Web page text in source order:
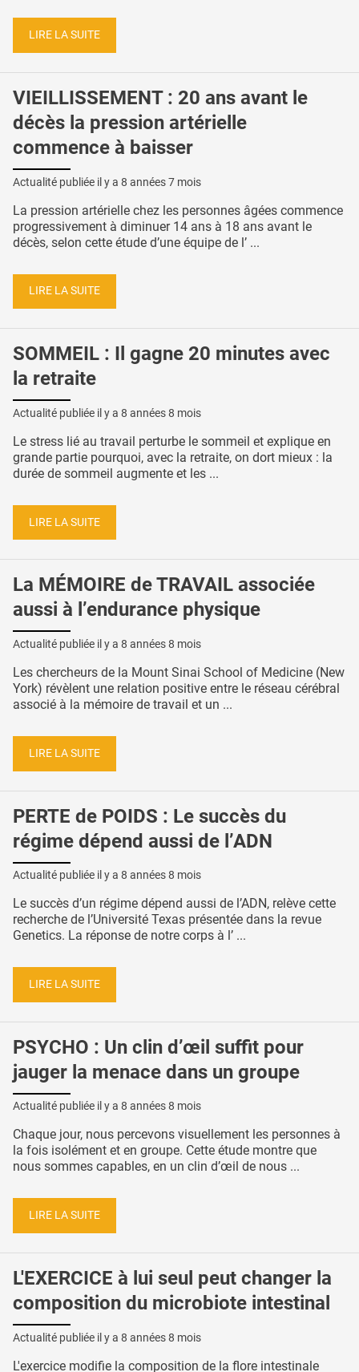
LIRE LA SUITE
VIEILLISSEMENT : 20 ans avant le
décès la pression artérielle
commence à baisser
Actualité publiée il y a 8 années 7 mois
La pression artérielle chez les personnes âgées commence
progressivement à diminuer 14 ans à 18 ans avant le
décès, selon cette étude d’une équipe de l’ ...
LIRE LA SUITE
SOMMEIL : Il gagne 20 minutes avec
la retraite
Actualité publiée il y a 8 années 8 mois
Le stress lié au travail perturbe le sommeil et explique en
grande partie pourquoi, avec la retraite, on dort mieux : la
durée de sommeil augmente et les ...
LIRE LA SUITE
La MÉMOIRE de TRAVAIL associée
aussi à l’endurance physique
Actualité publiée il y a 8 années 8 mois
Les chercheurs de la Mount Sinai School of Medicine (New
York) révèlent une relation positive entre le réseau cérébral
associé à la mémoire de travail et un ...
LIRE LA SUITE
PERTE de POIDS : Le succès du
régime dépend aussi de l’ADN
Actualité publiée il y a 8 années 8 mois
Le succès d’un régime dépend aussi de l’ADN, relève cette
recherche de l’Université Texas présentée dans la revue
Genetics. La réponse de notre corps à l’ ...
LIRE LA SUITE
PSYCHO : Un clin d’œil suffit pour
jauger la menace dans un groupe
Actualité publiée il y a 8 années 8 mois
Chaque jour, nous percevons visuellement les personnes à
la fois isolément et en groupe. Cette étude montre que
nous sommes capables, en un clin d’œil de nous ...
LIRE LA SUITE
L'EXERCICE à lui seul peut changer la
composition du microbiote intestinal
Actualité publiée il y a 8 années 8 mois
L'exercice modifie la composition de la flore intestinale